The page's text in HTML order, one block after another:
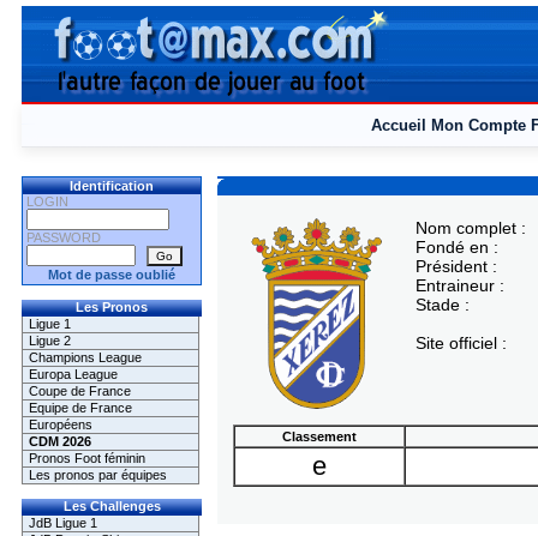
Accueil Mon Compte
Identification
LOGIN
PASSWORD
Mot de passe oublié
Les Pronos
Ligue 1
Ligue 2
Champions League
Europa League
Coupe de France
Equipe de France
Européens
CDM 2026
Pronos Foot féminin
Les pronos par équipes
Les Challenges
JdB Ligue 1
Nom complet :
Fondé en :
Président :
Entraineur :
Stade :
Site officiel :
Classement
e